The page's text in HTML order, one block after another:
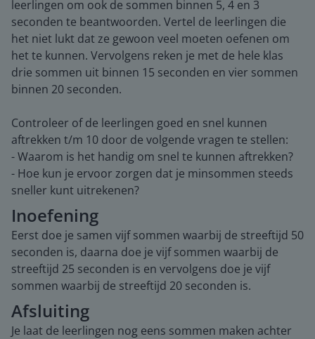
leerlingen om ook de sommen binnen 5, 4 en 3
seconden te beantwoorden. Vertel de leerlingen die
het niet lukt dat ze gewoon veel moeten oefenen om
het te kunnen. Vervolgens reken je met de hele klas
drie sommen uit binnen 15 seconden en vier sommen
binnen 20 seconden.
Controleer of de leerlingen goed en snel kunnen
aftrekken t/m 10 door de volgende vragen te stellen:
- Waarom is het handig om snel te kunnen aftrekken?
- Hoe kun je ervoor zorgen dat je minsommen steeds
sneller kunt uitrekenen?
Inoefening
Eerst doe je samen vijf sommen waarbij de streeftijd 50
seconden is, daarna doe je vijf sommen waarbij de
streeftijd 25 seconden is en vervolgens doe je vijf
sommen waarbij de streeftijd 20 seconden is.
Afsluiting
Je laat de leerlingen nog eens sommen maken achter